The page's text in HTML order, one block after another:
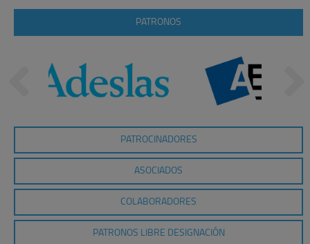
PATRONOS
PATROCINADORES
ASOCIADOS
COLABORADORES
PATRONOS LIBRE DESIGNACIÓN